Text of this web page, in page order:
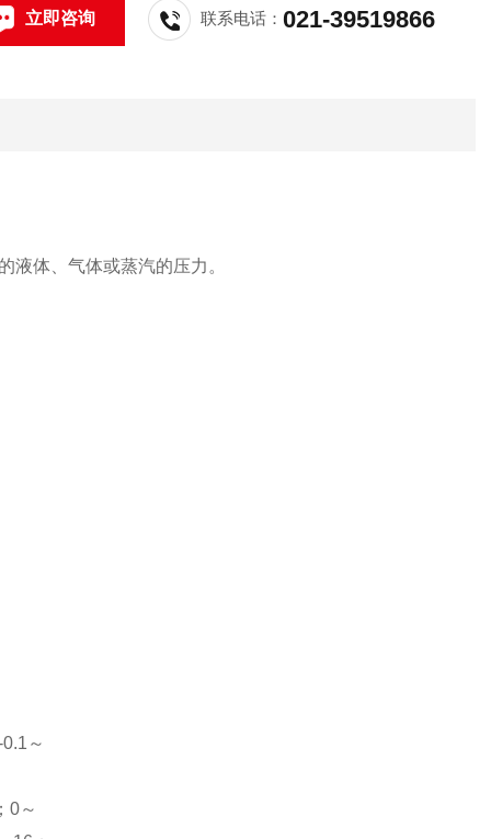
立即咨询 联系电话：021-39519866
液体、气体或蒸汽的压力。
～
0～